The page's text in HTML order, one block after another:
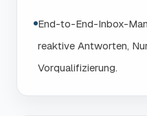
End-to-End-Inbox-
reaktive Antworten,
Vorqualifizierung.